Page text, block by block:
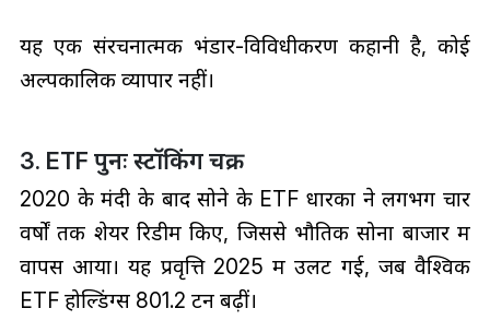
यह एक संरचनात्मक भंडार-विविधीकरण कहानी है, कोई
अल्पकालिक व्यापार नहीं।
3. ETF पुनः स्टॉकिंग चक्र
2020 के मंदी के बाद सोने के ETF धारकों ने लगभग चार
वर्षों तक शेयर रिडीम किए, जिससे भौतिक सोना बाजार में
वापस आया। यह प्रवृत्ति 2025 में उलट गई, जब वैश्विक
ETF होल्डिंग्स 801.2 टन बढ़ीं।